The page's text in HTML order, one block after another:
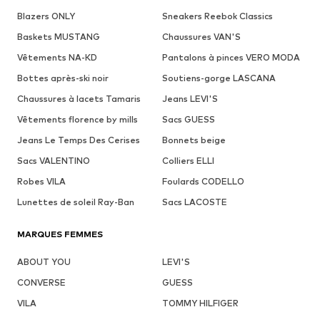
Blazers ONLY
Sneakers Reebok Classics
Baskets MUSTANG
Chaussures VAN'S
Vêtements NA-KD
Pantalons à pinces VERO MODA
Bottes après-ski noir
Soutiens-gorge LASCANA
Chaussures à lacets Tamaris
Jeans LEVI'S
Vêtements florence by mills
Sacs GUESS
Jeans Le Temps Des Cerises
Bonnets beige
Sacs VALENTINO
Colliers ELLI
Robes VILA
Foulards CODELLO
Lunettes de soleil Ray-Ban
Sacs LACOSTE
MARQUES FEMMES
ABOUT YOU
LEVI'S
CONVERSE
GUESS
VILA
TOMMY HILFIGER